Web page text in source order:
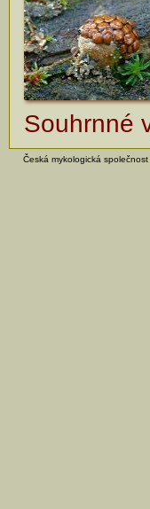
Souhrnné
Česká mykologická společnost